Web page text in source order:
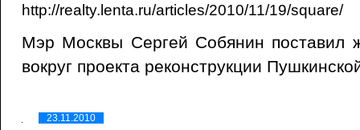
http://realty.lenta.ru/articles/2010/11/19/square/
Мэр Москвы Сергей Собянин поставил
вокруг проекта реконструкции
23.11.2010